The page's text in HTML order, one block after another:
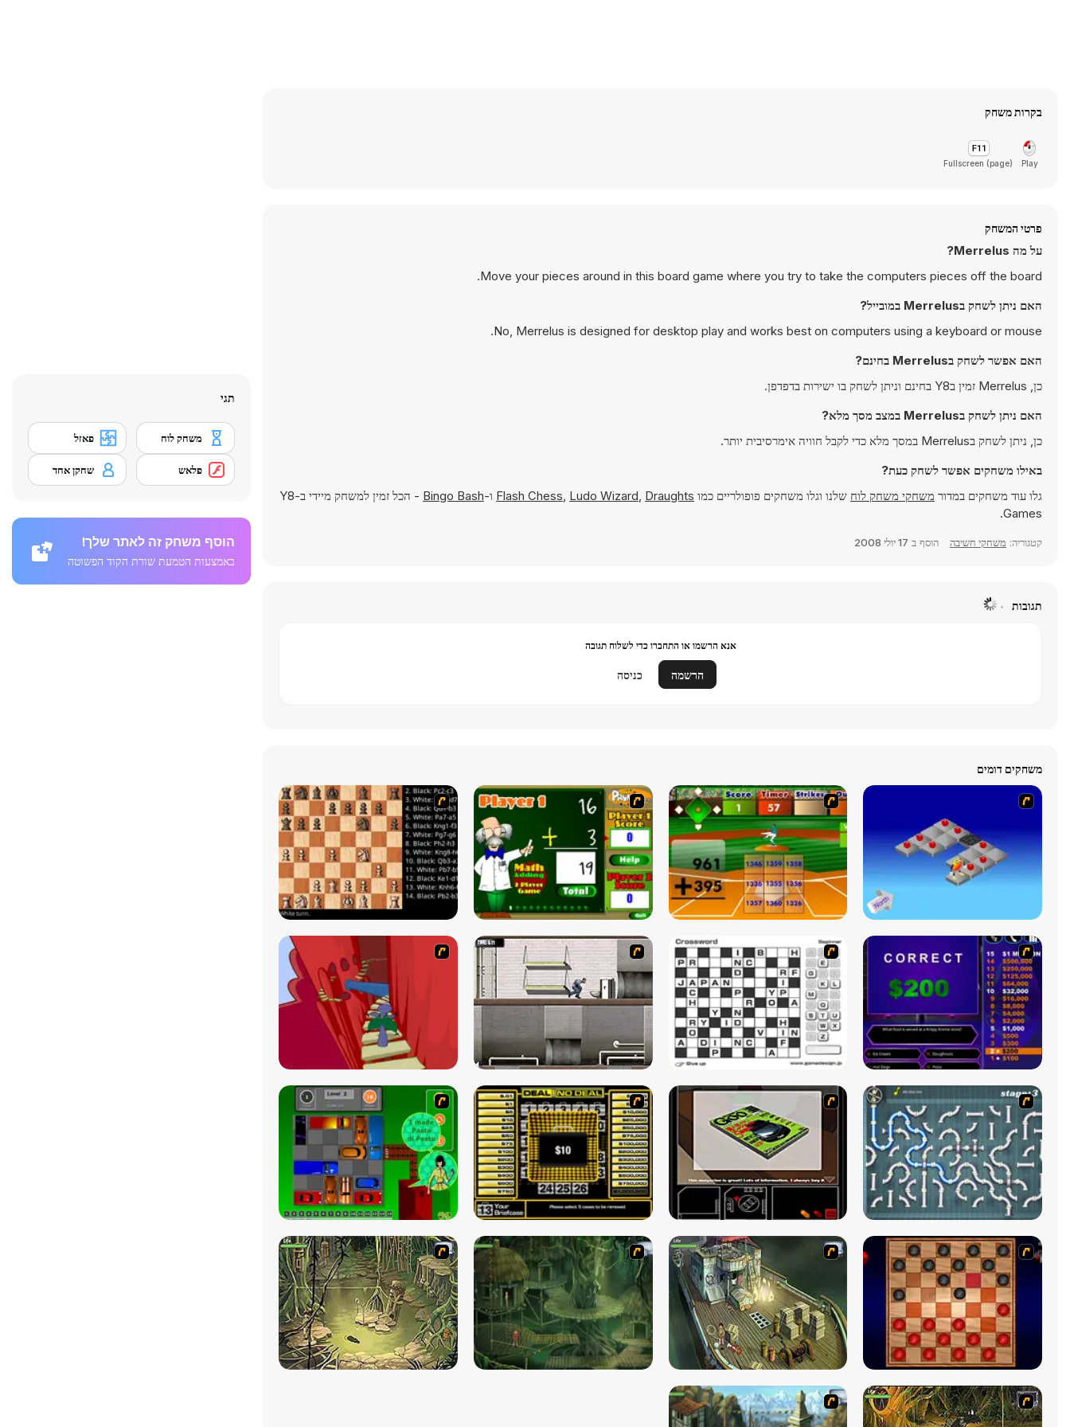
בקרות משחק
Play
Fullscreen (page)
פרטי המשחק
על מה Merrelus?
Move your pieces around in this board game where you try to take the computers pieces off the board.
האם ניתן לשחק בMerrelus במובייל?
No, Merrelus is designed for desktop play and works best on computers using a keyboard or mouse.
האם אפשר לשחק בMerrelus בחינם?
כן, Merrelus זמין בY8 בחינם וניתן לשחק בו ישירות בדפדפן.
האם ניתן לשחק בMerrelus במצב מסך מלא?
כן, ניתן לשחק בMerrelus במסך מלא כדי לקבל חוויה אימרסיבית יותר.
באילו משחקים אפשר לשחק כעת?
גלו עוד משחקים במדור משחקי משחק לוח שלנו וגלו משחקים פופולריים כמו Flash Chess, Ludo Wizard, Draughts ו-Bingo Bash
- הכל זמין למשחק מיידי ב-Y8
Games.
קטגוריה: משחקי חשיבה הוסף ב 17 יולי 2008
תגובות
אנא הרשמו או התחברו כדי לשלוח תגובה
הרשמה כניסה
משחקים דומים
תגי
משחק לוח פאזל
פלאש שחקן אחד
הוסף משחק זה לאתר שלך!
באמצעות הטמעת שורת הקוד הפשוטה